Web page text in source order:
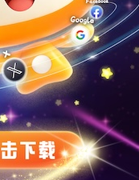
加速
狂飙加速器
风加速度器
outline
加速下载
速器
酷通加速器